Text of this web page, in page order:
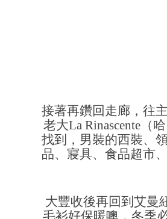
接著再鑽回走廊，往
老大La Rinascente（
找到，男裝的西裝、
品、寢具、食品超市
大豐收後再回到艾曼
毛衫好保暖噢，冬季